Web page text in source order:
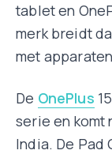
tablet en
merk breidt
met
De OnePlus
serie en komt
India. De Pad